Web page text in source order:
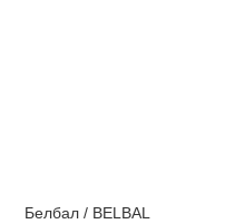
Белбал / BELBAL